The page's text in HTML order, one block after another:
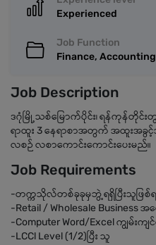
Experienced
Job Function
Finance,
Job Description
ဒဂုံမြို့သစ်မြောက်ပိုင်း၊ ရန်ကုန်တိုင်း
ရာထူး 3 နေရာစာအတွက် အထူးအခွ
လစဉ် လစာကောင်းကောင်းပေးမည်။
Job Requirements
-တက္ကသိုလ်တစ်ခုခုမှဘွဲ့ရရှိပြီးသူဖြစ်
-Retail / Wholesale Business
-Computer Word/Excel ကျွမ်းက
-LCCl Level (1/2)ပြီး သူ